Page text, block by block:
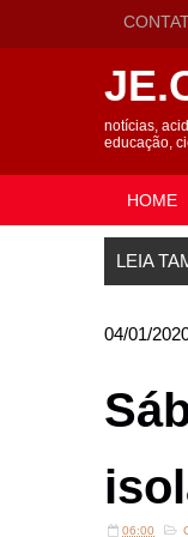
notícias,
educação,
HOME
LEIA
04/01/
06:00